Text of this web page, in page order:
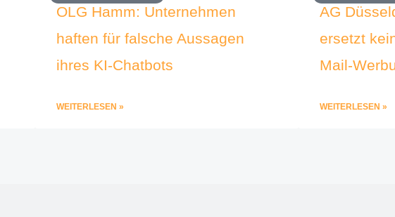
OLG Hamm: Unternehmen
haften für falsche Aussagen
ihres KI-Chatbots
WEITERLESEN »
AG
ersetzt
Mail-
WEITERLESEN »